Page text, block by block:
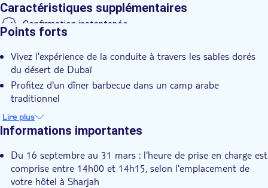
Caractéristiques supplémentaires
Confirmation instantanée
Points forts
Vivez l'expérience de la conduite à travers les sables dorés
du désert de Dubaï
Profitez d'un dîner barbecue dans un camp arabe
traditionnel
Admirez les danses folkloriques du camp
Lire plus
Informations importantes
Du 16 septembre au 31 mars : l'heure de prise en charge est
comprise entre 14h00 et 14h15, selon l'emplacement de
votre hôtel à Sharjah